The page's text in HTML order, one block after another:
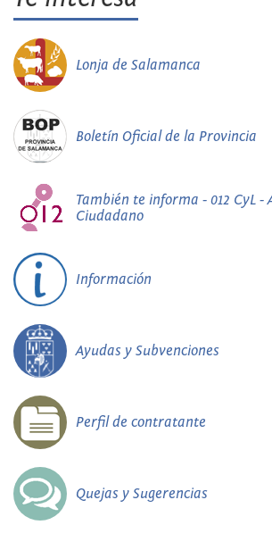
Lonja de Salamanca
Boletín Oficial de la Provincia
También te informa - 012 CyL -
Ciudadano
Información
Ayudas y Subvenciones
Perfil de contratante
Quejas y Sugerencias